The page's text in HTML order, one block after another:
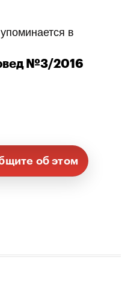
в
№3/2016
об этом